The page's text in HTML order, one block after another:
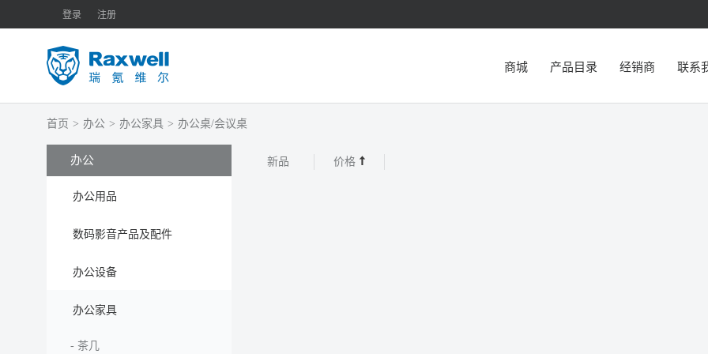
登录 注册
商城 产品目录 经销商 联系
首页 > 办公 > 办公家具 > 办公桌/会议桌
办公
办公用品
数码影音产品及配件
办公设备
办公家具
- 茶几
新品 价格